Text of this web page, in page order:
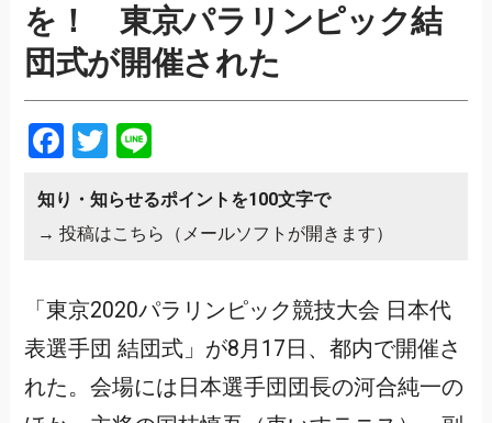
を！ 東京パラリンピック結
団式が開催された
Facebook
Twitter
Line
知り・知らせるポイントを100文字で
→ 投稿はこちら（メールソフトが開きます）
「東京2020パラリンピック競技大会 日本代
表選手団 結団式」が8月17日、都内で開催さ
れた。会場には日本選手団団長の河合純一の